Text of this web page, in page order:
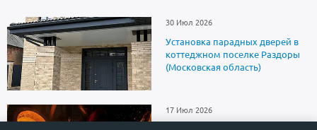
30 Июл 2026
Установка парадных дверей в
коттеджном поселке Раздоры
(Московская область)
17 Июл 2026